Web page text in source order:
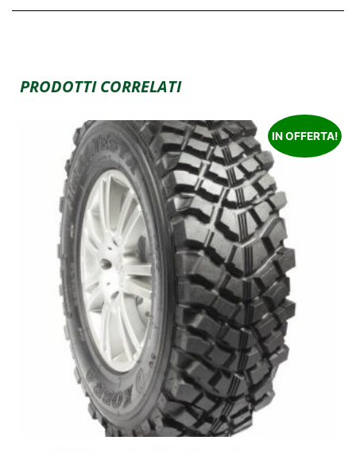
PRODOTTI CORRELATI
IN OFFERTA!